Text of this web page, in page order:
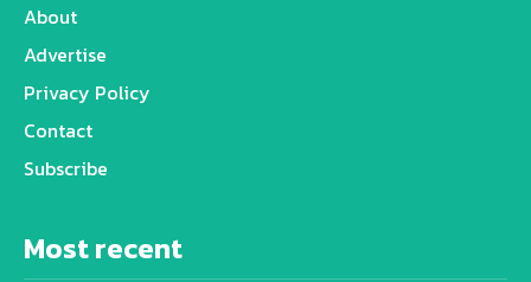
About
Advertise
Privacy Policy
Contact
Subscribe
Most recent